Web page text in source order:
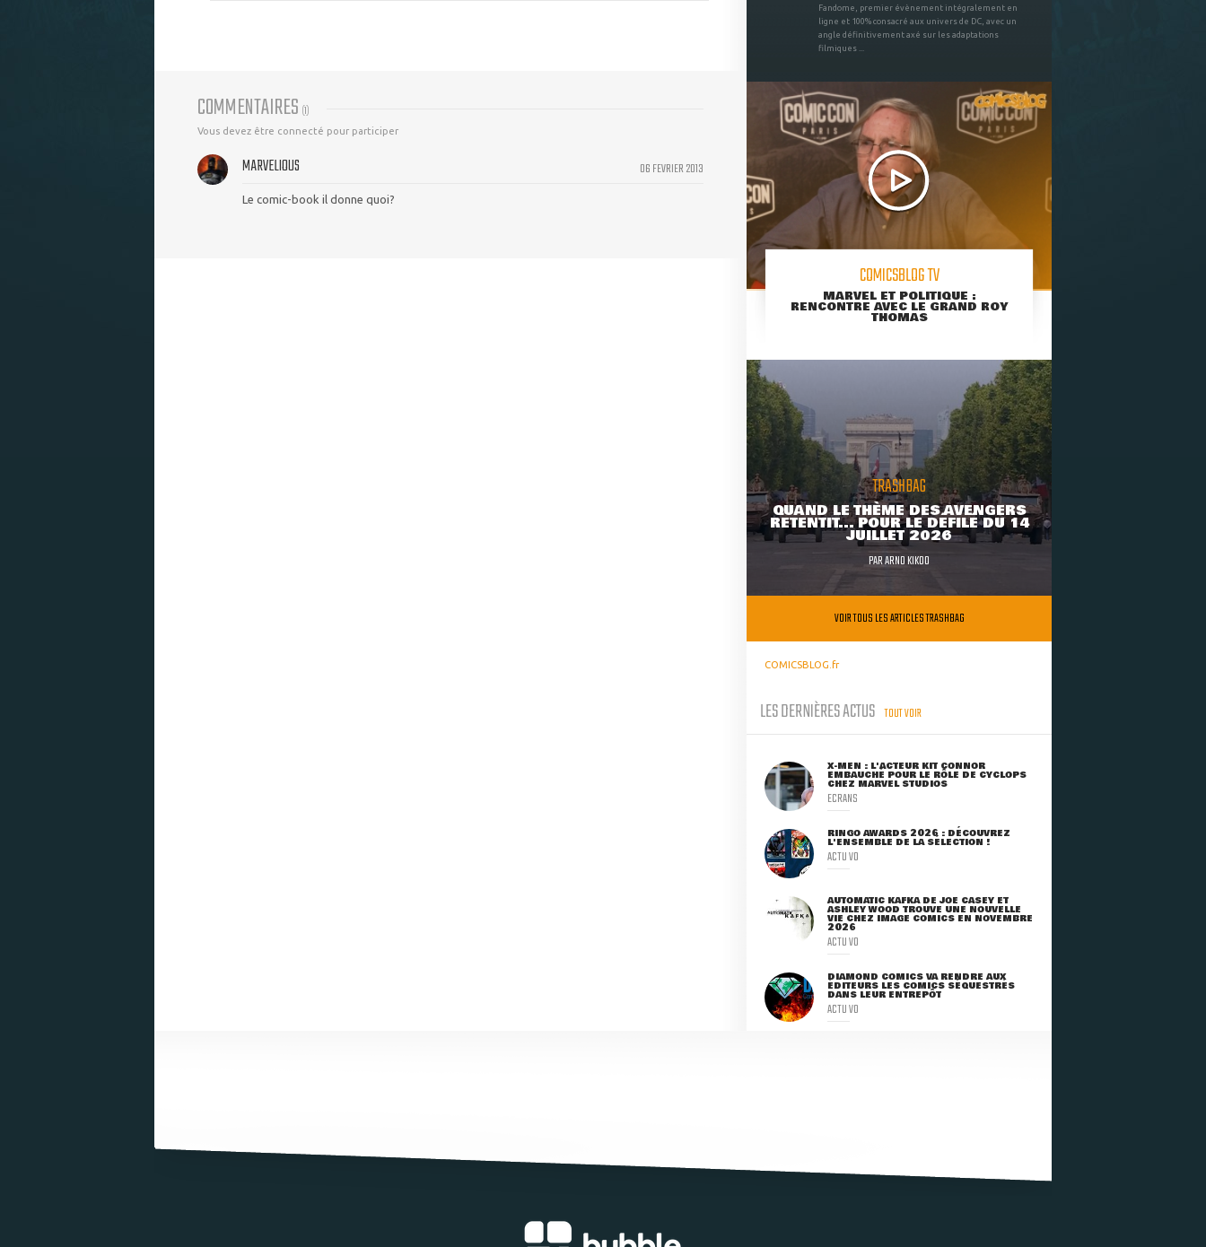
COMMENTAIRES (1)
Vous devez être connecté pour participer
06 FEVRIER 2013
MARVELIOUS
Le comic-book il donne quoi?
Fandome, premier évènement intégralement en
ligne et 100% consacré aux univers de DC, avec un
angle définitivement axé sur les adaptations
filmiques ...
COMICSBLOG TV
MARVEL ET POLITIQUE :
RENCONTRE AVEC LE GRAND ROY
THOMAS
TRASHBAG
QUAND LE THÈME DES AVENGERS
RETENTIT... POUR LE DÉFILÉ DU 14
JUILLET 2026
PARARNO KIKOO
VOIR TOUS LES ARTICLES TRASHBAG
COMICSBLOG.fr
LES DERNIÈRES ACTUS TOUT VOIR
X-MEN : L'ACTEUR KIT CONNOR
EMBAUCHÉ POUR LE RÔLE DE CYCLOPS
CHEZ MARVEL STUDIOS
ECRANS
RINGO AWARDS 2026 : DÉCOUVREZ
L'ENSEMBLE DE LA SÉLECTION !
ACTU VO
AUTOMATIC KAFKA DE JOE CASEY ET
ASHLEY WOOD TROUVE UNE NOUVELLE
VIE CHEZ IMAGE COMICS EN NOVEMBRE
2026
ACTU VO
DIAMOND COMICS VA RENDRE AUX
ÉDITEURS LES COMICS SÉQUESTRÉS
DANS LEUR ENTREPÔT
ACTU VO